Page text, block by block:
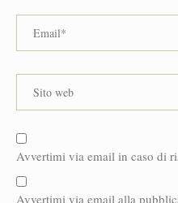
Avvertimi via email in caso di
Avvertimi via email alla